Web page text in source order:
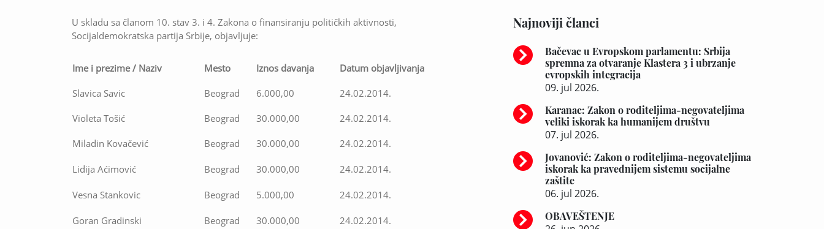
U skladu sa članom 10. stav 3. i 4. Zakona o finansiranju političkih aktivnosti,
Socijaldemokratska partija Srbije, objavljuje:
Ime i prezime / Naziv Mesto Iznos davanja Datum objavljivanja
Slavica Savic Beograd 6.000,00 24.02.2014.
Violeta Tošić Beograd 30.000,00 24.02.2014.
Miladin Kovačević Beograd 30.000,00 24.02.2014.
Lidija Aćimović Beograd 30.000,00 24.02.2014.
Vesna Stankovic Beograd 5.000,00 24.02.2014.
Goran Gradinski Beograd 30.000,00 24.02.2014.
Najnoviji članci
Bačevac u Evropskom parlamentu: Srbija
spremna za otvaranje Klastera 3 i ubrzanje
evropskih integracija
09. jul 2026.
Karanac: Zakon o roditeljima-negovateljima
veliki iskorak ka humanijem društvu
07. jul 2026.
Jovanović: Zakon o roditeljima-negovateljima
iskorak ka pravednijem sistemu socijalne
zaštite
06. jul 2026.
OBAVEŠTENJE